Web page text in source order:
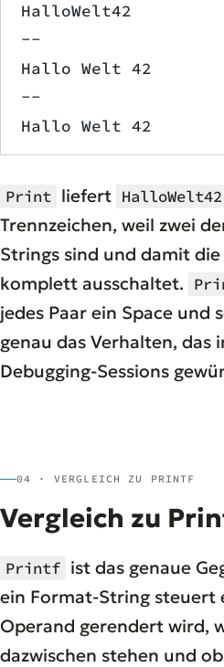
HalloWelt42
--
Hallo Welt 42
--
Hallo Welt 42
Print liefert HalloWelt42
Trennzeichen, weil zwei
Strings sind und damit
komplett ausschaltet.
jedes Paar ein Space und
genau das Verhalten, das
Debugging-Sessions
04 · VERGLEICH ZU PRINTF
Vergleich zu
Printf ist das genaue
ein Format-String steuert
Operand gerendert wird,
dazwischen stehen und